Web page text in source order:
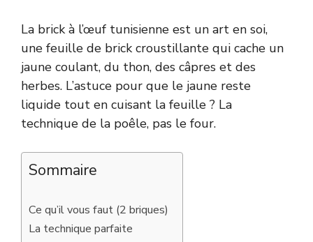
La brick à l’œuf tunisienne est un art en soi,
une feuille de brick croustillante qui cache un
jaune coulant, du thon, des câpres et des
herbes. L’astuce pour que le jaune reste
liquide tout en cuisant la feuille ? La
technique de la poêle, pas le four.
Sommaire
Ce qu’il vous faut (2 briques)
La technique parfaite